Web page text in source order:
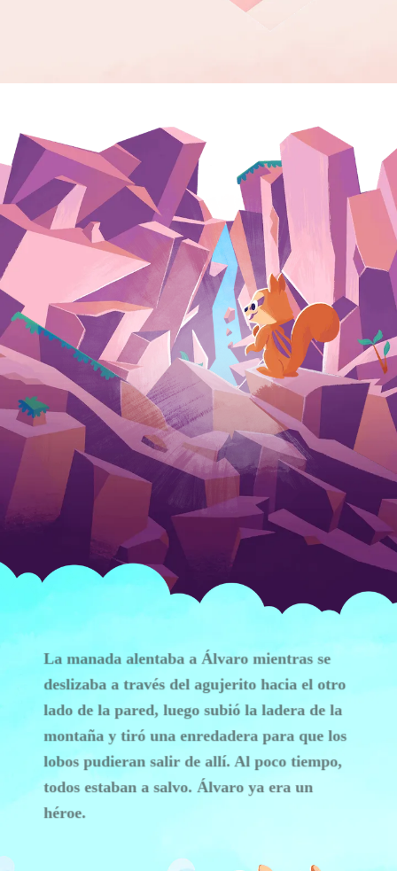
La manada alentaba a Álvaro mientras se
deslizaba a través del agujerito hacia el otro
lado de la pared, luego subió la ladera de la
montaña y tiró una enredadera para que los
lobos pudieran salir de allí. Al poco tiempo,
todos estaban a salvo. Álvaro ya era un
héroe.